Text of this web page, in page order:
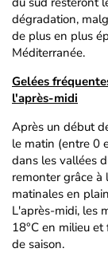
dégradation,
de plus en plus
Méditerranée.
Gelées
l'après-midi
Après un début
le matin (entre 0
dans les vallées
remonter grâce à
matinales en
L'après-midi, les
18°C en milieu
de saison.